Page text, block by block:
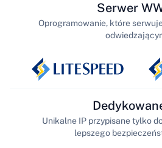
Serwer
Oprogramowanie, które
Unikalne IP przypisane tylko
lepszego